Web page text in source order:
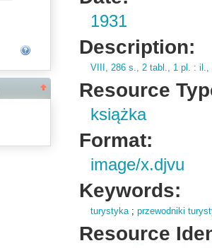
1931
Description:
VIII, 286 s., 2 tabl., 1 pl. : il.,
Resource
książka
Format:
image/x.djvu
Keywords:
turystyka;przewodniki
Resource